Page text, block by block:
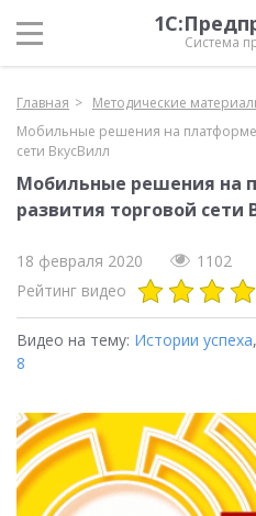
Система
Главная
Методические
Мобильные решения на платформе
сети ВкусВилл
Мобильные решения на
развития торговой сети
18 февраля 2020
1102
Рейтинг видео
Видео на тему: Истории успеха,
8